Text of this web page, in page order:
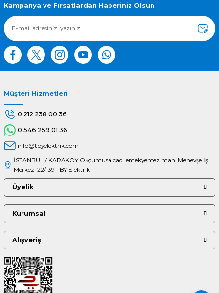
Ürün bilgilerinde hatalar bulunuyor.
Ürün fiyatı diğer sitelerden daha pahalı.
Bu ürüne benzer farklı alternatifler olmalı.
Kampanya ve Fırsatlardan Haberiniz Olsun
Müşteri Hizmetleri
0 212 238 00 36
0 546 259 01 36
info@tbyelektrik.com
İSTANBUL / KARAKÖY Okçumusa cad. emekyemez mah. Menevşe İş
Merkezi 22/139 TBY Elektrik
Üyelik
Kurumsal
Alışveriş